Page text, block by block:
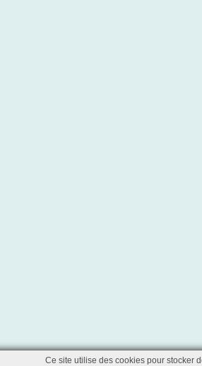
Ce site utilise des cookies pour stocker